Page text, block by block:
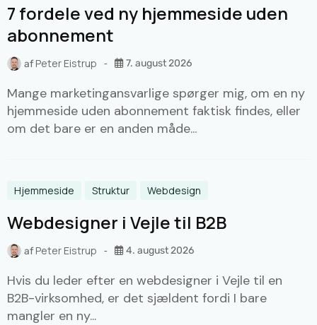
7 fordele ved ny hjemmeside uden
abonnement
afPeter Eistrup 7. august 2026
Mange marketingansvarlige spørger mig, om en ny
hjemmeside uden abonnement faktisk findes, eller
om det bare er en anden måde...
Hjemmeside Struktur Webdesign
Webdesigner i Vejle til B2B
afPeter Eistrup 4. august 2026
Hvis du leder efter en webdesigner i Vejle til en
B2B-virksomhed, er det sjældent fordi I bare
mangler en ny...